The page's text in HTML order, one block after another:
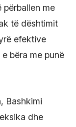
me
të dështimit
efektive
bëra me punë
Bashkimi
dhe